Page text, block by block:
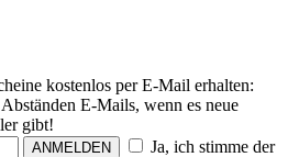
kostenlos per E-Mail erhalten:
E-Mails, wenn es neue
gibt!
ANMELDEN
Ja, ich stimme der